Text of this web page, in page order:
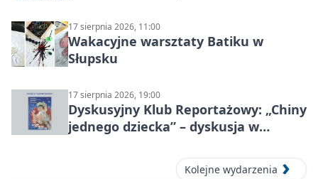
17 sierpnia 2026, 11:00
Wakacyjne warsztaty Batiku w
Słupsku
17 sierpnia 2026, 19:00
Dyskusyjny Klub Reportażowy: „Chiny
jednego dziecka” – dyskusja w
Kolejne wydarzenia